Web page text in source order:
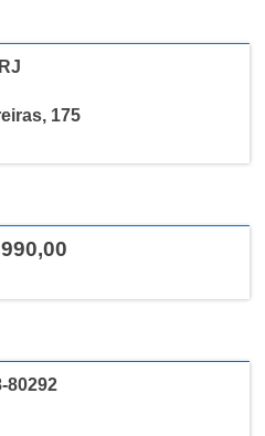
RJ
175
80292